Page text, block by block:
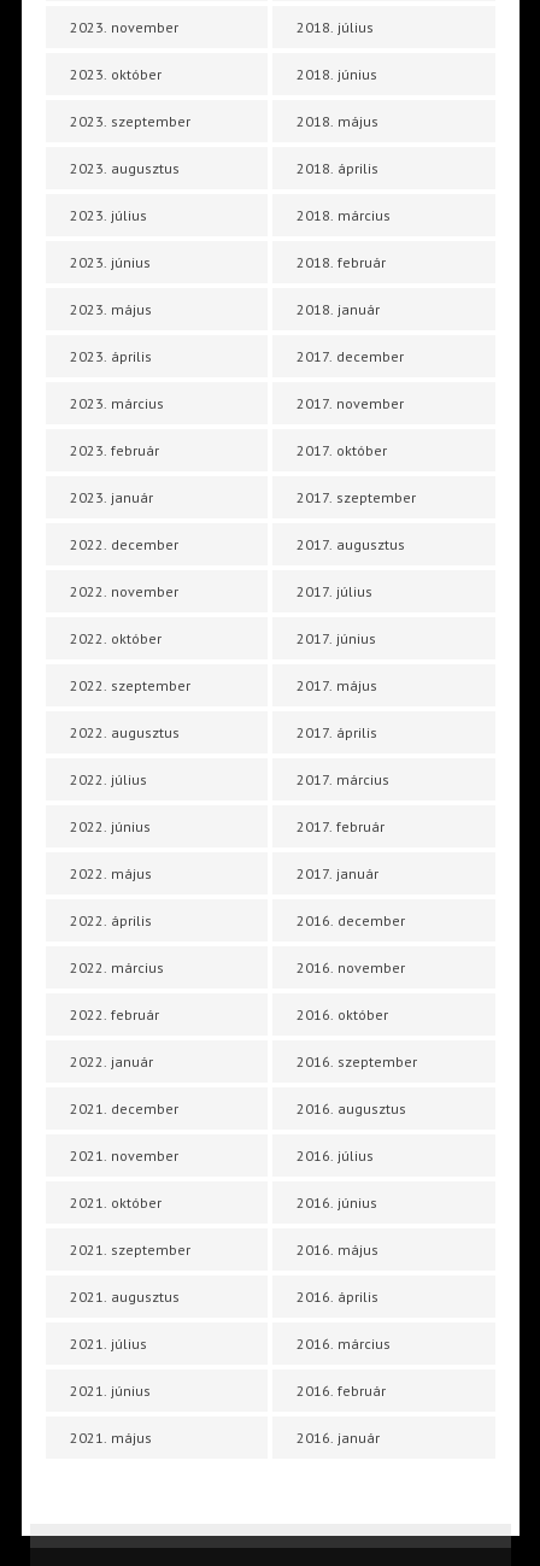
2023. november
2023. október
2023. szeptember
2023. augusztus
2023. július
2023. június
2023. május
2023. április
2023. március
2023. február
2023. január
2022. december
2022. november
2022. október
2022. szeptember
2022. augusztus
2022. július
2022. június
2022. május
2022. április
2022. március
2022. február
2022. január
2021. december
2021. november
2021. október
2021. szeptember
2021. augusztus
2021. július
2021. június
2021. május
2018. július
2018. június
2018. május
2018. április
2018. március
2018. február
2018. január
2017. december
2017. november
2017. október
2017. szeptember
2017. augusztus
2017. július
2017. június
2017. május
2017. április
2017. március
2017. február
2017. január
2016. december
2016. november
2016. október
2016. szeptember
2016. augusztus
2016. július
2016. június
2016. május
2016. április
2016. március
2016. február
2016. január